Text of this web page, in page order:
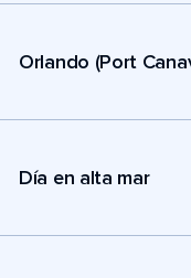
Orlando (Port
Día en alta mar